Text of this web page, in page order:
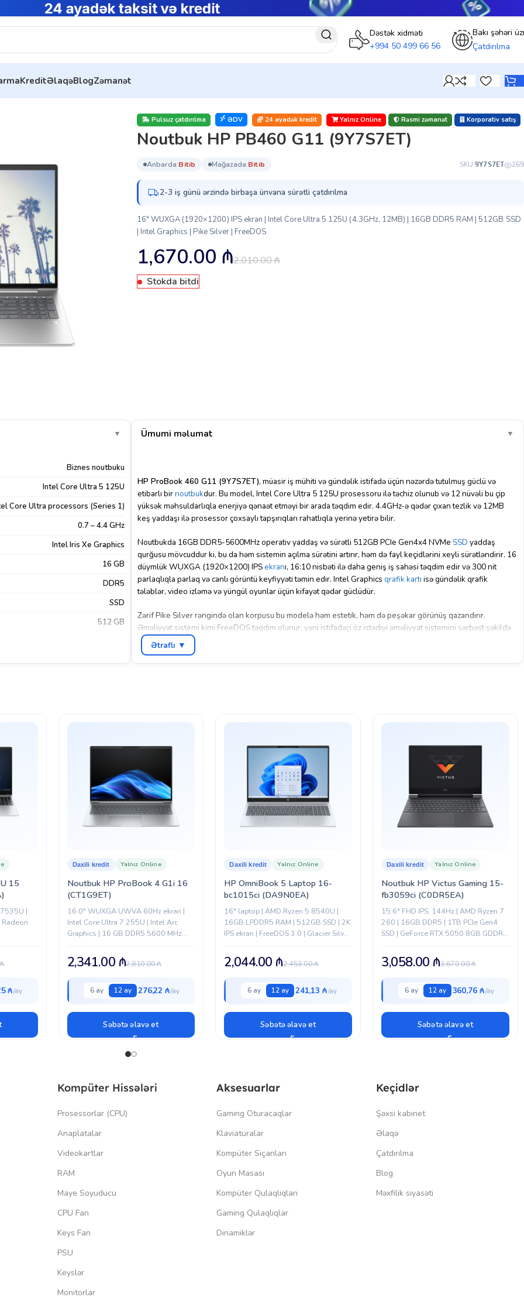
Dəstək xidməti
+994 50 499 66 56
Bakı şəhəri
Çatdırılma
KreditƏlaqəBlogZəmanət
Pulsuz çatdırılma ƏDV 24 ayadək kredit Yalnız Online Rəsmi zəmanət Korporativ satış
Noutbuk HP PB460 G11 (9Y7S7ET)
anbarda: bi̇ti̇b mağazada: bi̇ti̇b SKU:9Y7S7ET 269
2-3 iş günü ərzində birbaşa ünvana sürətli çatdırılma
16″ WUXGA (1920×1200) IPS ekran | Intel Core Ultra 5 125U (4.3GHz, 12MB) | 16GB DDR5 RAM | 512GB SSD
| Intel Graphics | Pike Silver | FreeDOS​
2,010.00₼
1,670.00 ₼
Stokda bitdi
▼
Biznes noutbuku
Intel Core Ultra 5 125U
Core Ultra processors (Series 1)
0.7 – 4.4 GHz
Intel Iris Xe Graphics
16 GB
DDR5
SSD
512 GB
Sadə noutbuk
Pike Silver
HP
Ümumi məlumat ▼
HP ProBook 460 G11 (9Y7S7ET), müasir iş mühiti və gündəlik istifadə üçün nəzərdə tutulmuş güclü və
etibarlı birnoutbukdur. Bu model, Intel Core Ultra 5 125U prosessoru ilə təchiz olunub və 12 nüvəli bu çip
yüksək məhsuldarlıqla enerjiyə qənaət etməyi bir arada təqdim edir. 4.4GHz-ə qədər çıxan tezlik və 12MB
keş yaddaşı ilə prosessor çoxsaylı tapşırıqları rahatlıqla yerinə yetirə bilir.
Noutbukda 16GB DDR5-5600MHz operativ yaddaş və sürətli 512GB PCIe Gen4x4 NVMe SSD yaddaş
qurğusu mövcuddur ki, bu da həm sistemin açılma sürətini artırır, həm də fayl keçidlərini xeyli sürətləndirir. 16
düymlük WUXGA (1920×1200) IPSekranı, 16:10 nisbəti ilə daha geniş iş sahəsi təqdim edir və 300 nit
parlaqlıqla parlaq və canlı görüntü keyfiyyəti təmin edir. Intel Graphics qrafik kartı isə gündəlik qrafik
tələblər, video izləmə və yüngül oyunlar üçün kifayət qədər güclüdür.
Zərif Pike Silver rəngində olan korpusu bu modelə həm estetik, həm də peşəkar görünüş qazandırır.
Əməliyyat sistemi kimi FreeDOS təqdim olunur, yəni istifadəçi öz istədiyi əməliyyat sistemini sərbəst şəkildə
quraşdıra bilər.
Ətraflı ▼
15
|
Radeon
₼
₼
Noutbuk HP ProBook 4 G1i 16
(CT1G9ET)
Daxili kredit Yalnız Online
16.0" WUXGA UWVA 60Hz ekran |
Intel Core Ultra 7 255U | Intel Arc
Graphics | 16 GB DDR5 5600 MHz
2,810.00₼
2,341.00 ₼
6 ay 12 ay 276,22 ₼
Səbətə əlavə et
HP OmniBook 5 Laptop 16-
bc1015ci (DA9N0EA)
Daxili kredit Yalnız Online
16" laptop | AMD Ryzen 5 8540U |
16GB LPDDR5 RAM | 512GB SSD | 2K
IPS ekran | FreeDOS 3.0 | Glacier Silver
2,453.00₼
2,044.00 ₼
6 ay 12 ay 241,13 ₼
Səbətə əlavə et
Noutbuk HP Victus Gaming 15-
fb3059ci (C0DR5EA)
Daxili kredit Yalnız Online
15.6″ FHD IPS, 144Hz | AMD Ryzen 7
260 | 16GB DDR5 | 1TB PCIe Gen4
SSD | GeForce RTX 5050 8GB GDDR7
3,670.00₼
3,058.00 ₼
6 ay 12 ay 360,76 ₼
Səbətə əlavə et
Kompüter Hissələri
Prosessorlar (CPU)
Anaplatalar
Videokartlar
RAM
Maye Soyuducu
CPU Fan
Keys Fan
PSU
Keyslər
Monitorlar
Aksesuarlar
Gaming Oturacaqlar
Klaviaturalar
Kompüter Siçanları
Oyun Masası
Kompüter Qulaqlıqları
Gaming Qulaqlıqlar
Dinamiklər
Keçidlər
Şəxsi kabinet
Əlaqə
Çatdırılma
Blog
Məxfilik siyasəti